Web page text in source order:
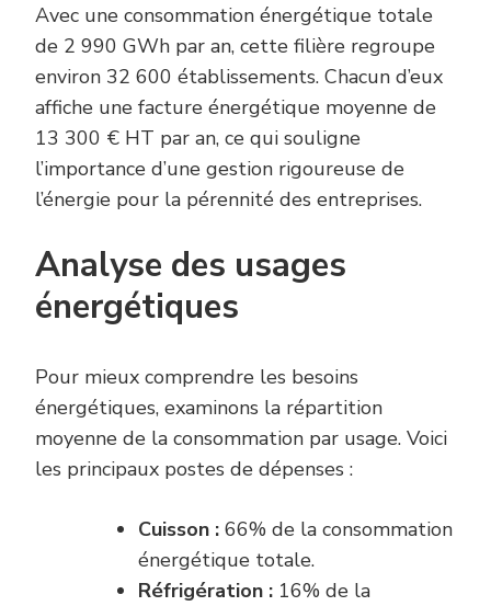
Avec une consommation énergétique totale
de 2 990 GWh par an, cette filière regroupe
environ 32 600 établissements. Chacun d’eux
affiche une facture énergétique moyenne de
13 300 € HT par an, ce qui souligne
l’importance d’une gestion rigoureuse de
l’énergie pour la pérennité des entreprises.
Analyse des usages
énergétiques
Pour mieux comprendre les besoins
énergétiques, examinons la répartition
moyenne de la consommation par usage. Voici
les principaux postes de dépenses :
Cuisson : 66% de la consommation
énergétique totale.
Réfrigération : 16% de la